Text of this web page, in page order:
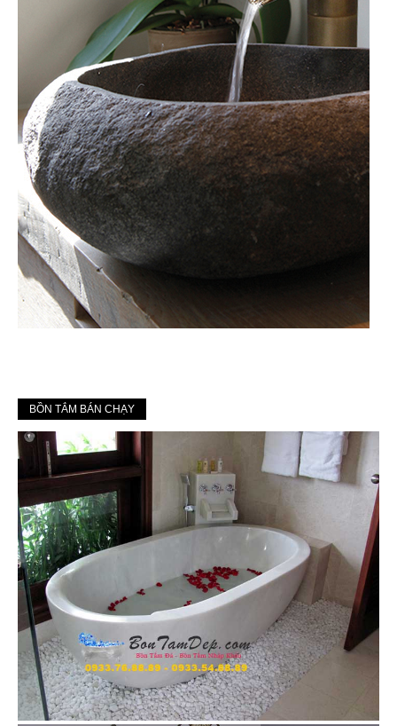
BỒN TẮM BÁN CHẠY